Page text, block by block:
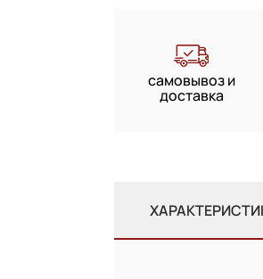
самовывоз и
доставка